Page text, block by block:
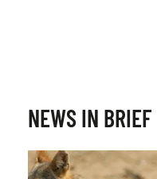
NEWS IN BRIEF